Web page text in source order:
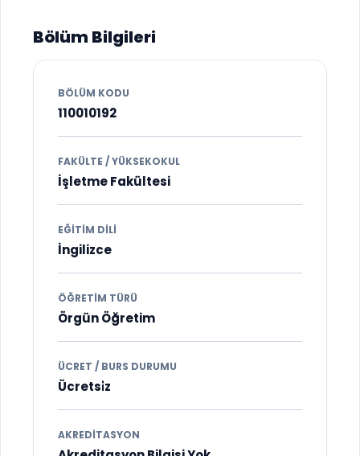
Bölüm Bilgileri
BÖLÜM KODU
110010192
FAKÜLTE / YÜKSEKOKUL
İşletme Fakültesi
EĞITIM DILI
İngilizce
ÖĞRETIM TÜRÜ
Örgün Öğretim
ÜCRET / BURS DURUMU
Ücretsi̇z
AKREDITASYON